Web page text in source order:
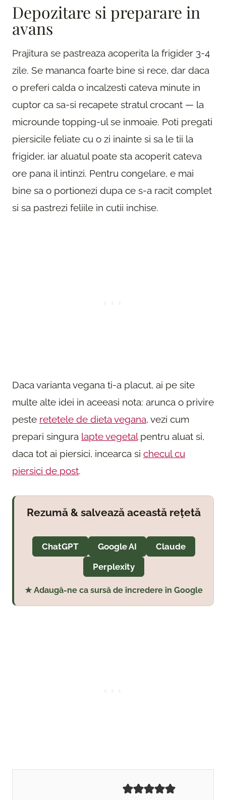
Depozitare si preparare in
avans
Prajitura se pastreaza acoperita la frigider 3-4
zile. Se mananca foarte bine si rece, dar daca
o preferi calda o incalzesti cateva minute in
cuptor ca sa-si recapete stratul crocant — la
microunde topping-ul se inmoaie. Poti pregati
piersicile feliate cu o zi inainte si sa le tii la
frigider, iar aluatul poate sta acoperit cateva
ore pana il intinzi. Pentru congelare, e mai
bine sa o portionezi dupa ce s-a racit complet
si sa pastrezi feliile in cutii inchise.
Daca varianta vegana ti-a placut, ai pe site
multe alte idei in aceeasi nota: arunca o privire
peste retetele de dieta vegana, vezi cum
prepari singura lapte vegetalpentru aluat si,
daca tot ai piersici, incearca si checul cu
piersici de post.
Rezumă & salvează această rețetă
ChatGPT Google AI
Claude
Perplexity
★ Adaugă-ne ca sursă de încredere în Google